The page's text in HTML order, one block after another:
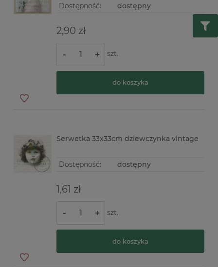
Dostępność: dostępny
2,90 zł
- + szt.
do koszyka
Serwetka 33x33cm dziewczynka vintage
Dostępność: dostępny
1,61 zł
- + szt.
do koszyka